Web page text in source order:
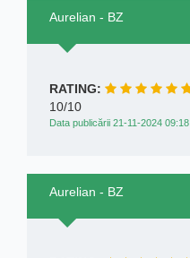
Aurelian - BZ
RATING:
10/10
Data publicării 21-11-2024 09:18
Aurelian - BZ